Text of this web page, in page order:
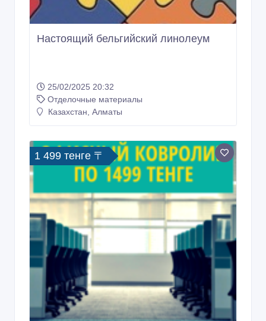
Настоящий бельгийский линолеум
25/02/2025 20:32
Отделочные материалы
Казахстан, Алматы
1 499 тенге 〒